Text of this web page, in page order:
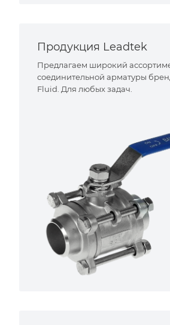
Продукция Leadtek
Предлагаем широкий
соединительной арматуры
Fluid. Для любых задач.